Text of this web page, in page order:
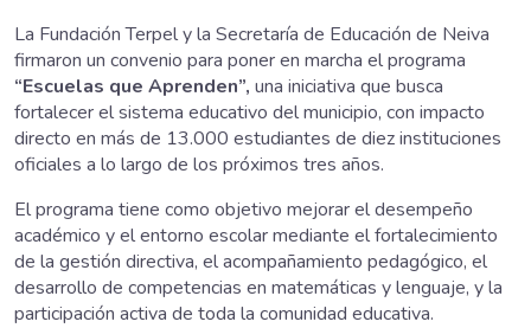
La Fundación Terpel y la Secretaría de Educación de Neiva
firmaron un convenio para poner en marcha el programa
“Escuelas que Aprenden”, una iniciativa que busca
fortalecer el sistema educativo del municipio, con impacto
directo en más de 13.000 estudiantes de diez instituciones
oficiales a lo largo de los próximos tres años.
El programa tiene como objetivo mejorar el desempeño
académico y el entorno escolar mediante el fortalecimiento
de la gestión directiva, el acompañamiento pedagógico, el
desarrollo de competencias en matemáticas y lenguaje, y la
participación activa de toda la comunidad educativa.